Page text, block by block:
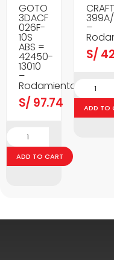
GOTO
3DACF
026F-
10S
ABS =
42450-
13010
–
Rodamientos
S/ 97.74
ADD TO CART
CRAFT
–
S/
ADD TO